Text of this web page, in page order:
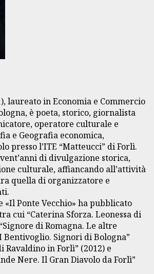
laureato in Economia e Commercio
è poeta, storico, giornalista
operatore culturale e
e Geografia economica,
presso l’ITE “Matteucci” di Forlì.
di divulgazione storica,
culturale, affiancando all’attività
quella di organizzatore e
«Il Ponte Vecchio» ha pubblicato
cui “Caterina Sforza. Leonessa di
di Romagna. Le altre
Bentivoglio. Signori di Bologna”
Ravaldino in Forlì” (2012) e
Nere. Il Gran Diavolo da Forlì”